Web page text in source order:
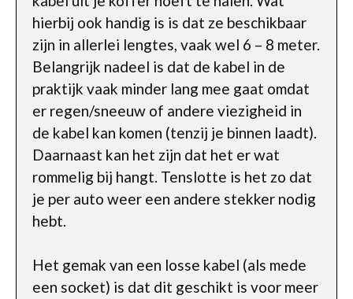
hierbij ook handig is is dat ze beschikbaar
zijn in allerlei lengtes, vaak wel 6 – 8 meter.
Belangrijk nadeel is dat de kabel in de
praktijk vaak minder lang mee gaat omdat
er regen/sneeuw of andere viezigheid in
de kabel kan komen (tenzij je binnen laadt).
Daarnaast kan het zijn dat het er wat
rommelig bij hangt. Tenslotte is het zo dat
je per auto weer een andere stekker nodig
hebt.
Het gemak van een losse kabel (als mede
een socket) is dat dit geschikt is voor meer